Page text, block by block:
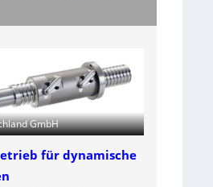
GmbH
für dynamische